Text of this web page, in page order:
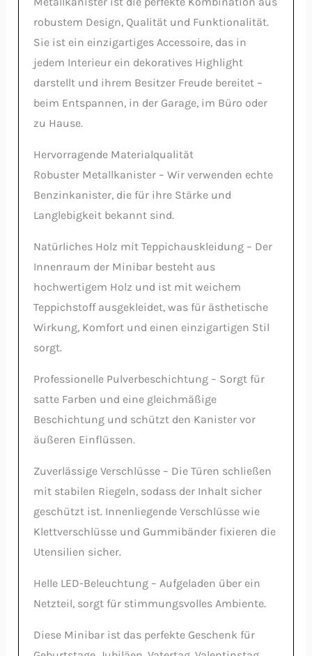
robustem Design, Qualität und Funktionalität.
Sie ist ein einzigartiges Accessoire, das in
jedem Interieur ein dekoratives Highlight
darstellt und ihrem Besitzer Freude bereitet –
beim Entspannen, in der Garage, im Büro oder
zu Hause.
Hervorragende Materialqualität
Robuster Metallkanister – Wir verwenden echte
Benzinkanister, die für ihre Stärke und
Langlebigkeit bekannt sind.
Natürliches Holz mit Teppichauskleidung – Der
Innenraum der Minibar besteht aus
hochwertigem Holz und ist mit weichem
Teppichstoff ausgekleidet, was für ästhetische
Wirkung, Komfort und einen einzigartigen Stil
sorgt.
Professionelle Pulverbeschichtung – Sorgt für
satte Farben und eine gleichmäßige
Beschichtung und schützt den Kanister vor
äußeren Einflüssen.
Zuverlässige Verschlüsse – Die Türen schließen
mit stabilen Riegeln, sodass der Inhalt sicher
geschützt ist. Innenliegende Verschlüsse wie
Klettverschlüsse und Gummibänder fixieren die
Utensilien sicher.
Helle LED-Beleuchtung – Aufgeladen über ein
Netzteil, sorgt für stimmungsvolles Ambiente.
Diese Minibar ist das perfekte Geschenk für